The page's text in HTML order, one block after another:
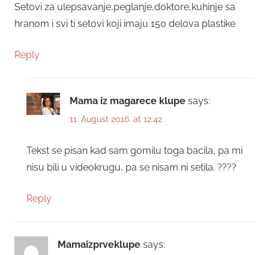
Setovi za ulepsavanje,peglanje,doktore,kuhinje sa
hranom i svi ti setovi koji imaju 150 delova plastike
Reply
Mama iz magarece klupe says:
11. August 2016. at 12:42
Tekst se pisan kad sam gomilu toga bacila, pa mi
nisu bili u videokrugu, pa se nisam ni setila. ????
Reply
Mamaizprveklupe says: